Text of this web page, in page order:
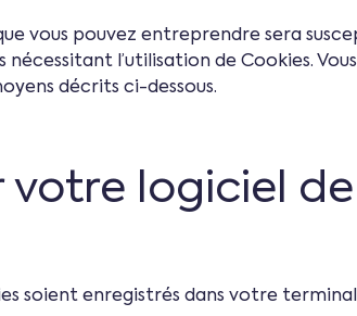
vous pouvez entreprendre sera
l’utilisation de Cookies.
décrits ci-dessous.
votre logiciel de
soient enregistrés dans votre terminal